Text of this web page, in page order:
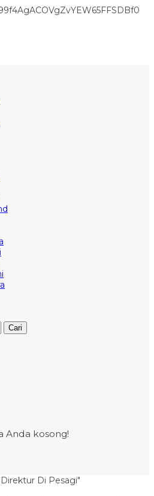
Cari
Anda kosong!
Di Pesagi"